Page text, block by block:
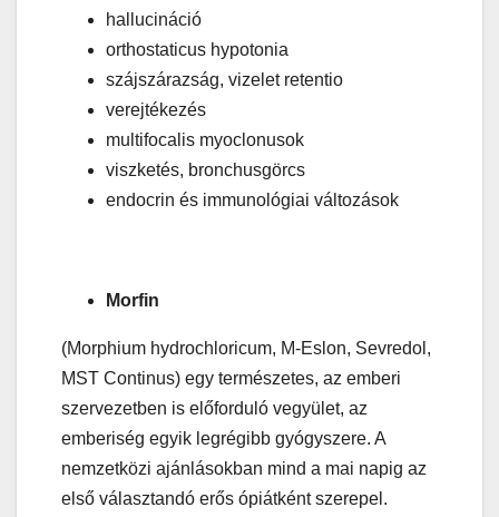
hallucináció
orthostaticus hypotonia
szájszárazság, vizelet retentio
verejtékezés
multifocalis myoclonusok
viszketés, bronchusgörcs
endocrin és immunológiai változások
Morfin
(Morphium hydrochloricum, M-Eslon, Sevredol,
MST Continus) egy természetes, az emberi
szervezetben is előforduló vegyület, az
emberiség egyik legrégibb gyógyszere. A
nemzetközi ajánlásokban mind a mai napig az
első választandó erős ópiátként szerepel.